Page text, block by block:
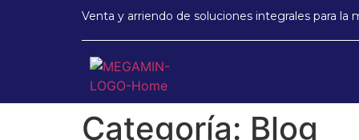
Venta y arriendo de soluciones integrales para la
Categoría: Blog